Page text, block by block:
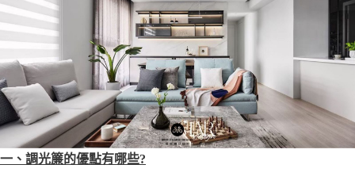
一、調光簾的優點有哪些?